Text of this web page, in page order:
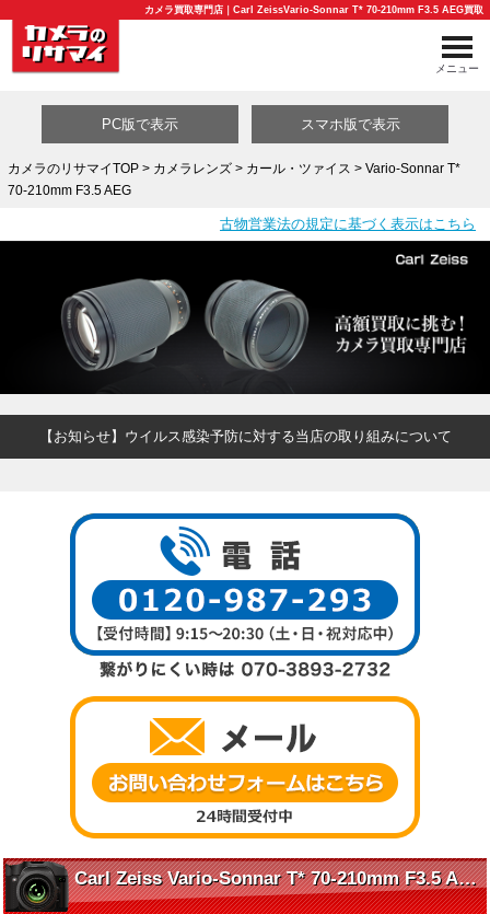
カメラ買取専門店｜Carl ZeissVario-Sonnar T* 70-210mm F3.5 AEG買取
メニュー
PC版で表示 スマホ版で表示
カメラのリサマイTOP> カメラレンズ> カール・ツァイス > Vario-Sonnar T*
70-210mm F3.5 AEG
古物営業法の規定に基づく表示はこちら
【お知らせ】ウイルス感染予防に対する当店の取り組みについて
Carl Zeiss Vario-Sonnar T* 70-210mm F3.5 AEG の魅力に迫る